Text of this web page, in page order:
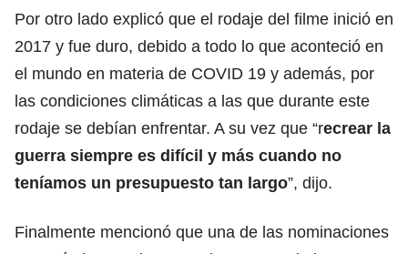
Por otro lado explicó que el rodaje del filme inició en
2017 y fue duro, debido a todo lo que aconteció en
el mundo en materia de COVID 19 y además, por
las condiciones climáticas a las que durante este
rodaje se debían enfrentar. A su vez que “recrear la
guerra siempre es difícil y más cuando no
teníamos un presupuesto tan largo”, dijo.
Finalmente mencionó que una de las nominaciones